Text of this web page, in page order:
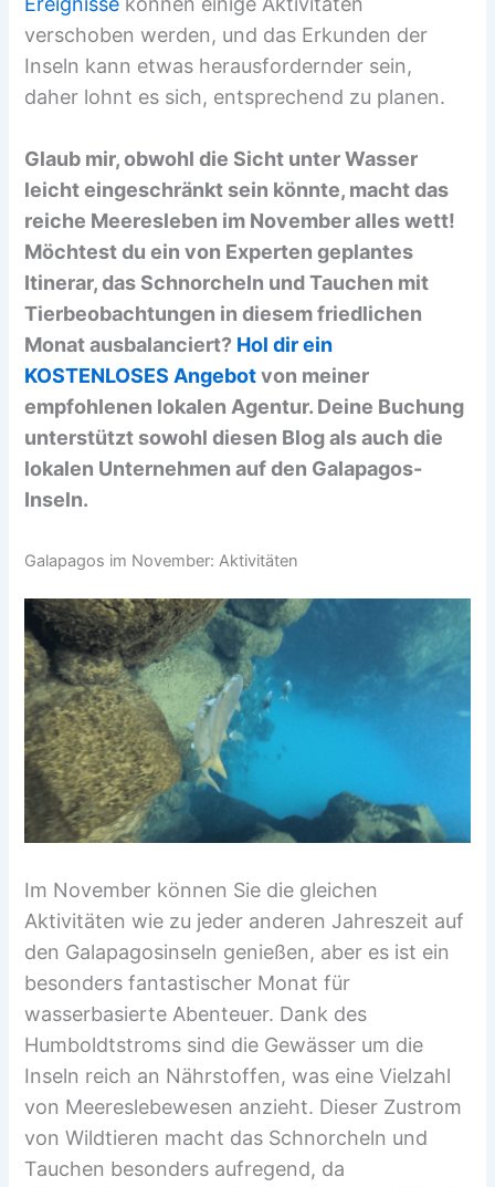
verschoben werden, und das Erkunden der
Inseln kann etwas herausfordernder sein,
daher lohnt es sich, entsprechend zu planen.
Glaub mir, obwohl die Sicht unter Wasser
leicht eingeschränkt sein könnte, macht das
reiche Meeresleben im November alles wett!
Möchtest du ein von Experten geplantes
Itinerar, das Schnorcheln und Tauchen mit
Tierbeobachtungen in diesem friedlichen
Monat ausbalanciert? Hol dir ein
KOSTENLOSES Angebotvon meiner
empfohlenen lokalen Agentur. Deine Buchung
unterstützt sowohl diesen Blog als auch die
lokalen Unternehmen auf den Galapagos-
Inseln.
Galapagos im November: Aktivitäten
Im November können Sie die gleichen
Aktivitäten wie zu jeder anderen Jahreszeit auf
den Galapagosinseln genießen, aber es ist ein
besonders fantastischer Monat für
wasserbasierte Abenteuer. Dank des
Humboldtstroms sind die Gewässer um die
Inseln reich an Nährstoffen, was eine Vielzahl
von Meereslebewesen anzieht. Dieser Zustrom
von Wildtieren macht das Schnorcheln und
Tauchen besonders aufregend, da